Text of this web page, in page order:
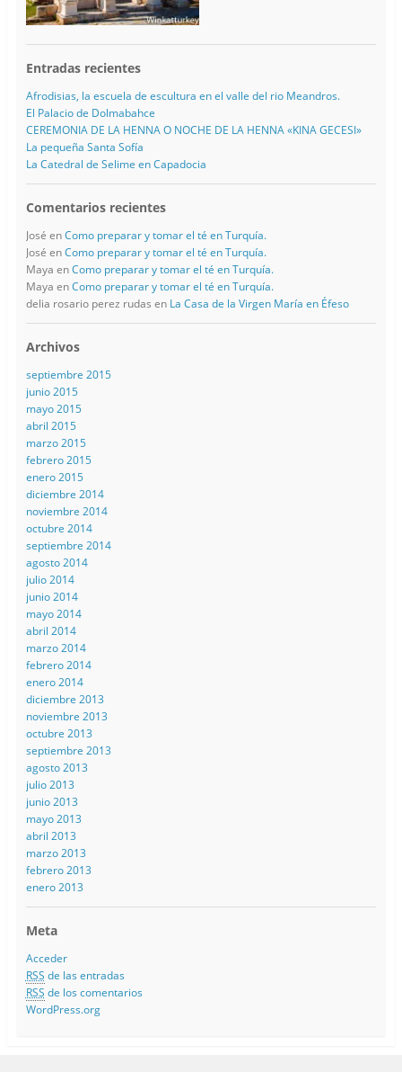
Entradas recientes
Afrodisias, la escuela de escultura en el valle del rio Meandros.
El Palacio de Dolmabahce
CEREMONIA DE LA HENNA O NOCHE DE LA HENNA «KINA GECESI»
La pequeña Santa Sofía
La Catedral de Selime en Capadocia
Comentarios recientes
José enComo preparar y tomar el té en Turquía.
José enComo preparar y tomar el té en Turquía.
Maya enComo preparar y tomar el té en Turquía.
Maya enComo preparar y tomar el té en Turquía.
delia rosario perez rudas en La Casa de la Virgen María en Éfeso
Archivos
septiembre 2015
junio 2015
mayo 2015
abril 2015
marzo 2015
febrero 2015
enero 2015
diciembre 2014
noviembre 2014
octubre 2014
septiembre 2014
agosto 2014
julio 2014
junio 2014
mayo 2014
abril 2014
marzo 2014
febrero 2014
enero 2014
diciembre 2013
noviembre 2013
octubre 2013
septiembre 2013
agosto 2013
julio 2013
junio 2013
mayo 2013
abril 2013
marzo 2013
febrero 2013
enero 2013
Meta
Acceder
RSS de las entradas
RSS de los comentarios
WordPress.org